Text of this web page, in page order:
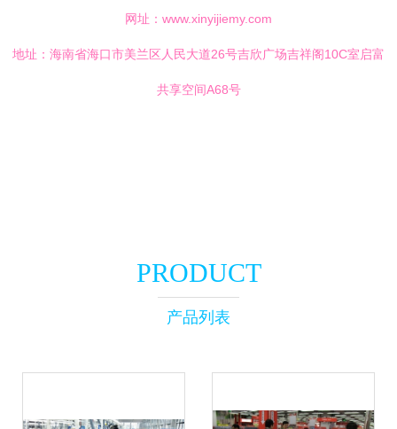
网址： www.xinyijiemy.com
地址：海南省海口市美兰区人民大道26号吉欣广场吉祥阁10C室启富
共享空间A68号
PRODUCT
产品列表